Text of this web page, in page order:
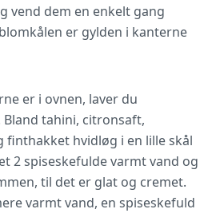
vend dem en enkelt gang
er gylden i kanterne
er i ovnen, laver du
tahini, citronsaft,
finthakket hvidløg i en lille skål
2 spiseskefulde varmt vand og
til det er glat og cremet.
varmt vand, en spiseskefuld